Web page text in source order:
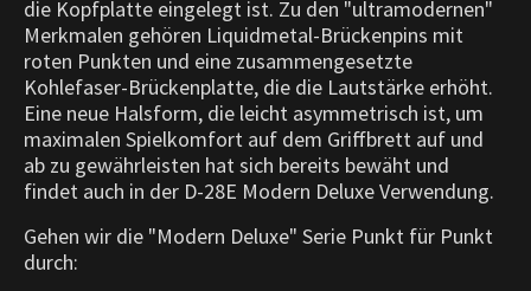
die Kopfplatte eingelegt ist. Zu den "ultramodernen"
Merkmalen gehören Liquidmetal-Brückenpins mit
roten Punkten und eine zusammengesetzte
Kohlefaser-Brückenplatte, die die Lautstärke erhöht.
Eine neue Halsform, die leicht asymmetrisch ist, um
maximalen Spielkomfort auf dem Griffbrett auf und
ab zu gewährleisten hat sich bereits bewäht und
findet auch in der D-28E Modern Deluxe Verwendung.
Gehen wir die "Modern Deluxe" Serie Punkt für Punkt
durch: